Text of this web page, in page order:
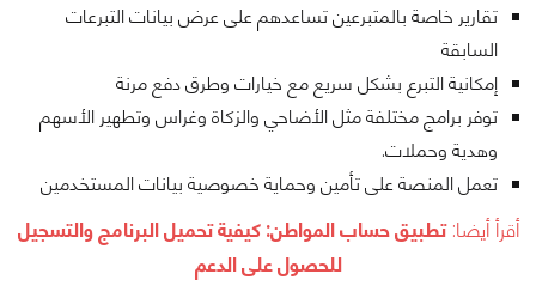
تقارير خاصة بالمتبرعين تساعدهم على عرض بيانات التبرعات
السابقة
إمكانية التبرع بشكل سريع مع خيارات وطرق دفع مرنة
توفر برامج مختلفة مثل الأضاحي والزكاة وغراس وتطهير الأسهم
وهدية وحملات.
تعمل المنصة على تأمين وحماية خصوصية بيانات المستخدمين
أقرأ أيضا:تطبيق حساب المواطن: كيفية تحميل البرنامج والتسجيل
للحصول على الدعم